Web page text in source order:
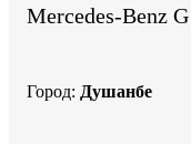
Mercedes-Benz
Город: Душанбе